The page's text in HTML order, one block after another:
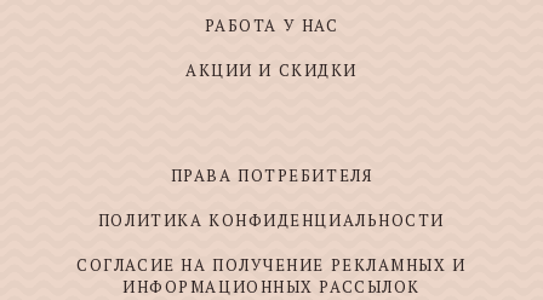
РАБОТА У НАС
АКЦИИ И СКИДКИ
ПРАВА ПОТРЕБИТЕЛЯ
ПОЛИТИКА КОНФИДЕНЦИАЛЬНОСТИ
СОГЛАСИЕ НА ПОЛУЧЕНИЕ РЕКЛАМНЫХ И
ИНФОРМАЦИОННЫХ РАССЫЛОК